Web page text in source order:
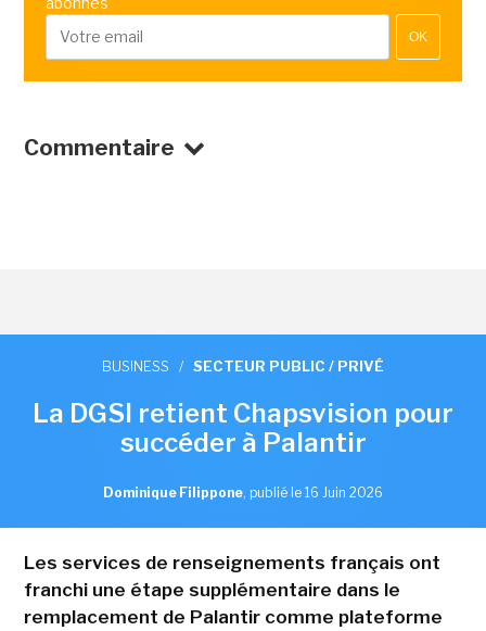
OK
Commentaire
BUSINESS / SECTEUR PUBLIC / PRIVÉ
La DGSI retient Chapsvision pour
succéder à Palantir
Dominique Filippone, publié le 16 Juin 2026
Les services de renseignements français ont
franchi une étape supplémentaire dans le
remplacement de Palantir comme plateforme